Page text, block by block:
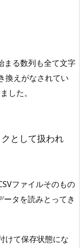
まる数列も全て文字
換えがなされてい
した。
として扱われ
ファイルそのもの
ータを読みとってき
けて保存状態にな